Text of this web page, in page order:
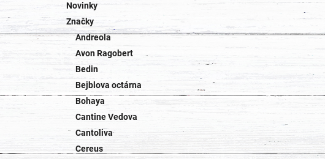
Novinky
Značky
Andreola
Avon Ragobert
Bedin
Bejblova octárna
Bohaya
Cantine Vedova
Cantoliva
Cereus